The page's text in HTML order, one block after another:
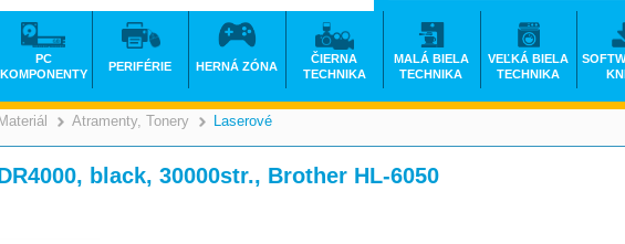
Atramenty, Tonery Laserové
black, 30000str., Brother HL-6050
PC
KOMPONENTY
PERIFÉRIE HERNÁ ZÓNA
ČIERNA
TECHNIKA
MALÁ BIELA
TECHNIKA
VEĽKÁ BIELA
TECHNIKA